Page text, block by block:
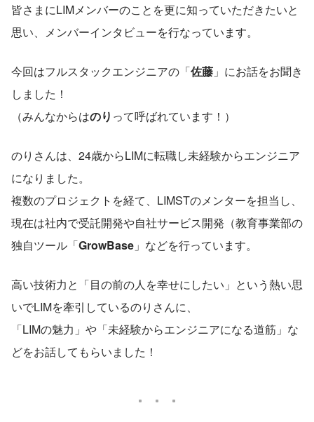
皆さまにLIMメンバーのことを更に知っていただきたいと
思い、メンバーインタビューを行なっています。
今回はフルスタックエンジニアの「佐藤 」にお話をお聞き
しました！
（みんなからはのり って呼ばれています！）
のりさんは、24歳からLIMに転職し未経験からエンジニア
になりました。
複数のプロジェクトを経て、LIMSTのメンターを担当し、
現在は社内で受託開発や自社サービス開発（教育事業部の
独自ツール「GrowBase 」などを行っています。
高い技術力と「目の前の人を幸せにしたい」という熱い思
いでLIMを牽引しているのりさんに、
「LIMの魅力」や「未経験からエンジニアになる道筋」な
どをお話してもらいました！